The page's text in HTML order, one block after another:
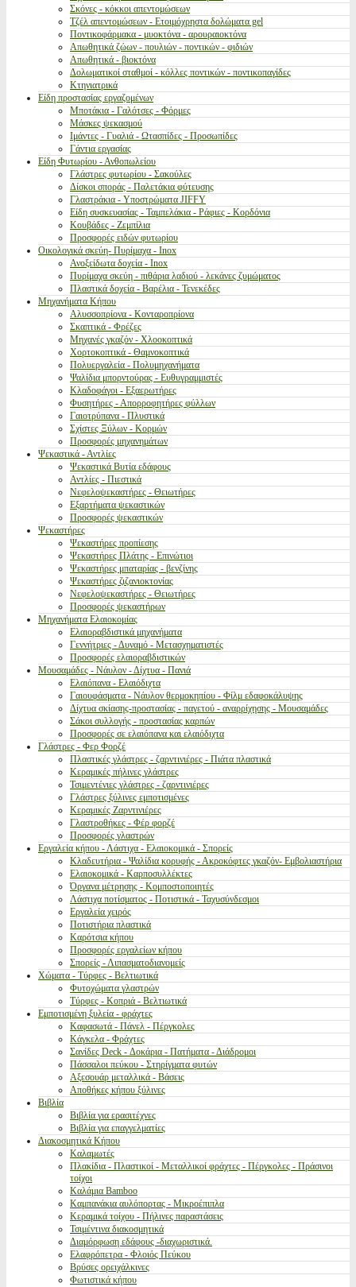
Σκόνες - κόκκοι απεντομώσεων
Τζέλ απεντομώσεων - Ετοιμόχρηστα δολώματα gel
Ποντικοφάρμακα - μυοκτόνα - αρουραιοκτόνα
Απωθητικά ζώων - πουλιών - ποντικών - φιδιών
Απωθητικά - βιοκτόνα
Δολωματικοί σταθμοί - κόλλες ποντικών - ποντικοπαγίδες
Κτηνιατρικά
Είδη προστασίας εργαζομένων
Μποτάκια - Γαλότσες - Φόρμες
Μάσκες ψεκασμού
Ιμάντες - Γυαλιά - Ωτασπίδες - Προσωπίδες
Γάντια εργασίας
Είδη Φυτωρίου - Ανθοπωλείου
Γλάστρες φυτωρίου - Σακούλες
Δίσκοι σποράς - Παλετάκια φύτευσης
Γλαστράκια - Υποστρώματα JIFFY
Είδη συσκευασίας - Ταμπελάκια - Ράφιες - Κορδόνια
Κουβάδες - Ζεμπίλια
Προσφορές ειδών φυτωρίου
Οικολογικά σκεύη- Πυρίμαχα - Inox
Ανοξείδωτα δοχεία - Inox
Πυρίμαχα σκεύη - πιθάρια λαδιού - λεκάνες ζυμώματος
Πλαστικά δοχεία - Βαρέλια - Τενεκέδες
Μηχανήματα Κήπου
Αλυσσοπρίονα - Κονταροπρίονα
Σκαπτικά - Φρέζες
Μηχανές γκαζόν - Χλοοκοπτικά
Χορτοκοπτικά - Θαμνοκοπτικά
Πολυεργαλεία - Πολυμηχανήματα
Ψαλίδια μπορντούρας - Ευθυγραμμιστές
Κλαδοφάγοι - Εξαερωτήρες
Φυσητήρες - Απορροφητήρες φύλλων
Γαιοτρύπανα - Πλυστικά
Σχίστες Ξύλων - Κορμών
Προσφορές μηχανημάτων
Ψεκαστικά - Αντλίες
Ψεκαστικά Βυτία εδάφους
Αντλίες - Πιεστικά
Νεφελοψεκαστήρες - Θειωτήρες
Εξαρτήματα ψεκαστικών
Προσφορές ψεκαστικών
Ψεκαστήρες
Ψεκαστήρες προπίεσης
Ψεκαστήρες Πλάτης - Επινώτιοι
Ψεκαστήρες μπαταρίας - βενζίνης
Ψεκαστήρες ζιζανιοκτονίας
Νεφελοψεκαστήρες - Θειωτήρες
Προσφορές ψεκαστήρων
Μηχανήματα Ελαιοκομίας
Ελαιοραβδιστικά μηχανήματα
Γεννήτριες - Δυναμό - Μετασχηματιστές
Προσφορές ελαιοραβδιστικών
Μουσαμάδες - Νάυλον - Δίχτυα - Πανιά
Ελαιόπανα - Ελαιόδιχτα
Γαιουφάσματα - Νάυλον θερμοκηπίου - Φίλμ εδαφοκάλυψης
Δίχτυα σκίασης-προστασίας - παγετού - αναρρίχησης - Μουσαμάδες
Σάκοι συλλογής - προστασίας καρπών
Προσφορές σε ελαιόπανα και ελαιόδιχτα
Γλάστρες - Φερ Φορζέ
Πλαστικές γλάστρες - ζαρντινιέρες - Πιάτα πλαστικά
Κεραμικές πήλινες γλάστρες
Τσιμεντένιες γλάστρες - ζαρντινιέρες
Γλάστρες ξύλινες εμποτισμένες
Κεραμικές Ζαρντινιέρες
Γλαστροθήκες - Φέρ φορζέ
Προσφορές γλαστρών
Εργαλεία κήπου - Λάστιχα - Ελαιοκομικά - Σπορείς
Κλαδευτήρια - Ψαλίδια κορυφής - Ακροκόφτες γκαζόν- Εμβολιαστήρια
Ελαιοκομικά - Καρποσυλλέκτες
Όργανα μέτρησης - Κομποστοποιητές
Λάστιχα ποτίσματος - Ποτιστικά - Ταχυσύνδεσμοι
Εργαλεία χειρός
Ποτιστήρια πλαστικά
Καρότσια κήπου
Προσφορές εργαλείων κήπου
Σπορείς - Λιπασματοδιανομείς
Χώματα - Τύρφες - Βελτιωτικά
Φυτοχώματα γλαστρών
Τύρφες - Κοπριά - Βελτιωτικά
Εμποτισμένη ξυλεία - φράχτες
Καφασωτά - Πάνελ - Πέργκολες
Κάγκελα - Φράχτες
Σανίδες Deck - Δοκάρια - Πατήματα - Διάδρομοι
Πάσσαλοι πεύκου - Στηρίγματα φυτών
Αξεσουάρ μεταλλικά - Βάσεις
Αποθήκες κήπου ξύλινες
Βιβλία
Βιβλία για ερασιτέχνες
Βιβλία για επαγγελματίες
Διακοσμητικά Κήπου
Καλαμωτές
Πλακίδια - Πλαστικοί - Μεταλλικοί φράχτες - Πέργκολες - Πράσινοι
τοίχοι
Καλάμια Bamboo
Καμπανάκια αυλόπορτας - Μικροέπιπλα
Κεραμικά τοίχου - Πήλινες παραστάσεις
Τσιμέντινα διακοσμητικά
Διαμόρφωση εδάφους -διαχωριστικά.
Ελαφρόπετρα - Φλοιός Πεύκου
Βρύσες ορειχάλκινες
Φωτιστικά κήπου